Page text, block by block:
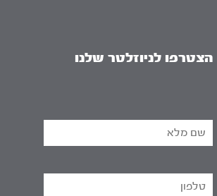
הצטרפו לניוזלטר שלנו